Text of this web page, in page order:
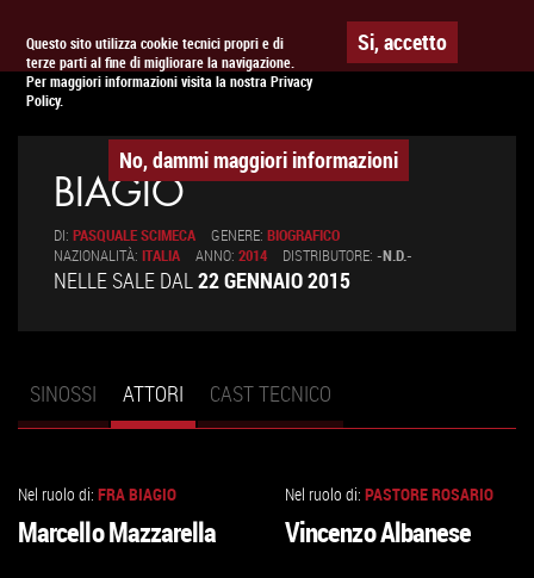
Questo sito utilizza cookie tecnici propri e di
terze parti al fine di migliorare la navigazione.
Per maggiori informazioni visita la nostra Privacy
Policy.
Si, accetto
No, dammi maggiori informazioni
APPUNTAMENTO AL CINEMA
BIAGIO
DI: PASQUALE SCIMECA GENERE: BIOGRAFICO
NAZIONALITÀ: ITALIA ANNO: 2014 DISTRIBUTORE: -N.D.-
NELLE SALE DAL22 GENNAIO 2015
Schede primarie
SINOSSI ATTORI (SCHEDA
ATTIVA)
CAST TECNICO
ALLA
Nel ruolo di: FRA BIAGIO
Marcello Mazzarella
ALLA
Nel ruolo di: PASTORE ROSARIO
Vincenzo Albanese